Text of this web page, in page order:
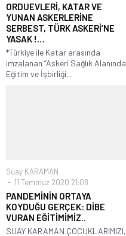
ORDUEVLERİ, KATAR VE
YUNAN ASKERLERİNE
SERBEST, TÜRK ASKERİ’NE
YASAK !…
*Türkiye ile Katar arasında
imzalanan “Askeri Sağlık Alanında
Eğitim ve İşbirliği...
Suay KARAMAN
11 Temmuz 2020 21:08
PANDEMİNİN ORTAYA
KOYDUĞU GERÇEK: DİBE
VURAN EĞİTİMİMİZ..
SUAY KARAMAN ÇOCUKLARIMIZI,